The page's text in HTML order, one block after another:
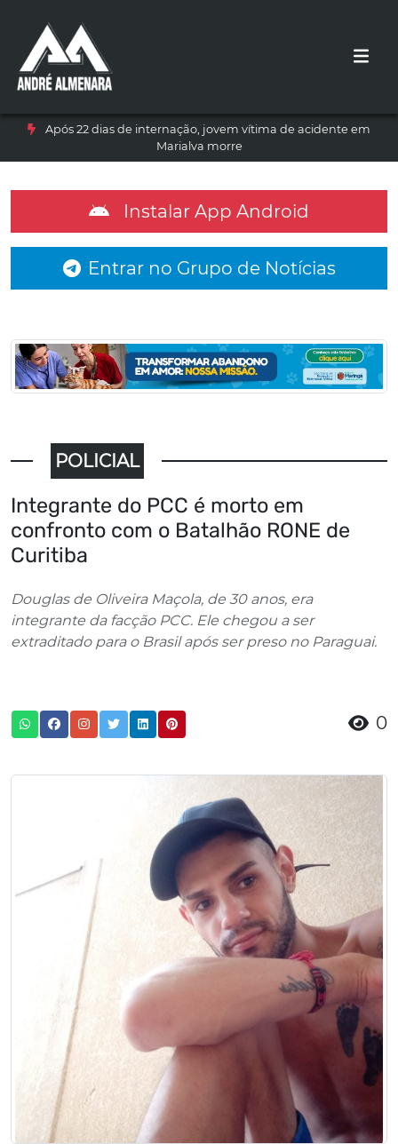
Após 22 dias de internação, jovem vítima de acidente em
Marialva morre
Instalar App Android
Entrar no Grupo de Notícias
POLICIAL
Integrante do PCC é morto em
confronto com o Batalhão RONE de
Curitiba
Douglas de Oliveira Maçola, de 30 anos, era
integrante da facção PCC. Ele chegou a ser
extraditado para o Brasil após ser preso no Paraguai.
0